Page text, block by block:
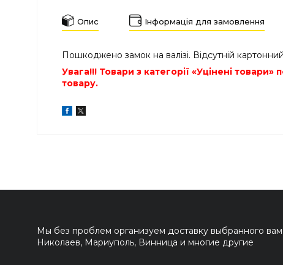
Опис Інформація для замовлення
Пошкоджено замок на валізі. Відсутній
Увага!!! Товари з категорії «Уцінені
товару.
Мы без проблем организуем доставку выбранного
Николаев, Мариуполь, Винница и многие другие